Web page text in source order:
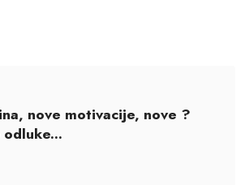
nove motivacije, nove ?